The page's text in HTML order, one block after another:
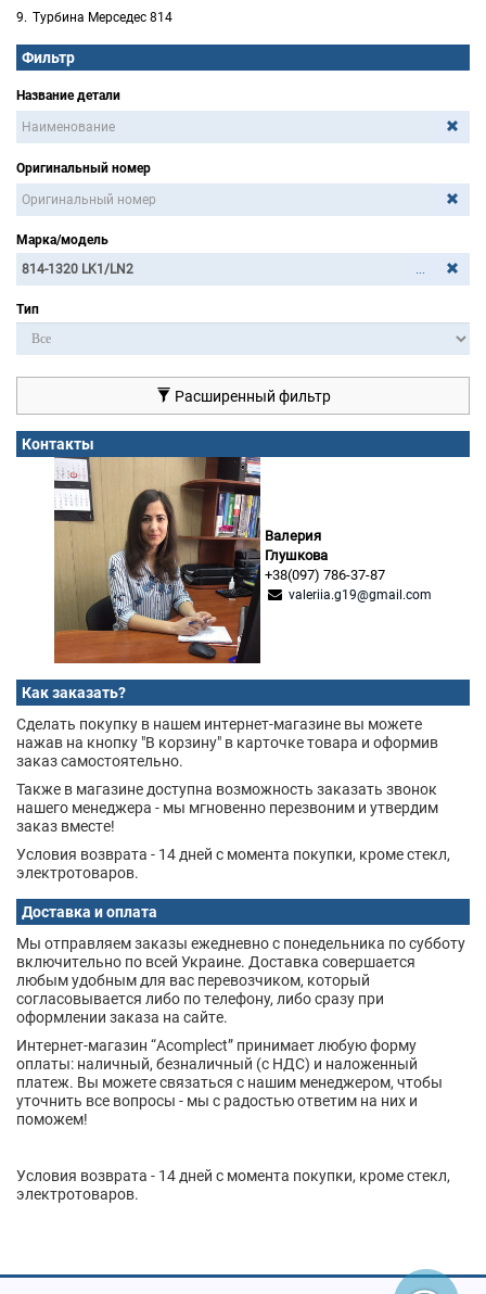
Турбина Мерседес 814
Фильтр
Название детали
Оригинальный номер
Марка/модель
...
Тип
Расширенный фильтр
Контакты
Валерия
Глушкова
+38(097) 786-37-87
valeriia.g19@gmail.com
Как заказать?
Сделать покупку в нашем интернет-магазине вы можете
нажав на кнопку "В корзину" в карточке товара и оформив
заказ самостоятельно.
Также в магазине доступна возможность заказать звонок
нашего менеджера - мы мгновенно перезвоним и утвердим
заказ вместе!
Условия возврата - 14 дней с момента покупки, кроме стекл,
электротоваров.
Доставка и оплата
Мы отправляем заказы ежедневно с понедельника по субботу
включительно по всей Украине. Доставка совершается
любым удобным для вас перевозчиком, который
согласовывается либо по телефону, либо сразу при
оформлении заказа на сайте.
Интернет-магазин “Acomplect” принимает любую форму
оплаты: наличный, безналичный (с НДС) и наложенный
платеж. Вы можете связаться с нашим менеджером, чтобы
уточнить все вопросы - мы с радостью ответим на них и
поможем!
Условия возврата - 14 дней с момента покупки, кроме стекл,
электротоваров.